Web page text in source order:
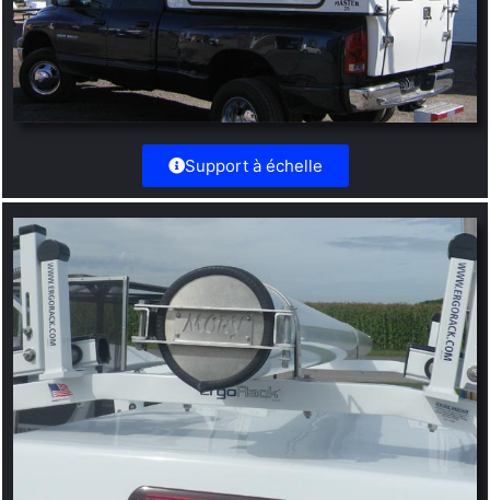
Support à échelle